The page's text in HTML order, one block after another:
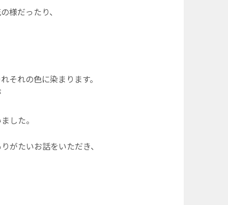
様だったり、
それの色に染まります。
した。
がたいお話をいただき、